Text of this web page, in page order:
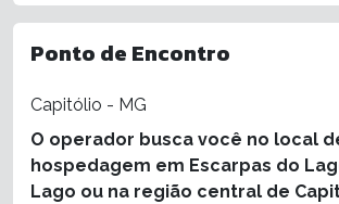
Ponto de Encontro
Capitólio - MG
O operador busca você no local
hospedagem em Escarpas do
Lago ou na região central de